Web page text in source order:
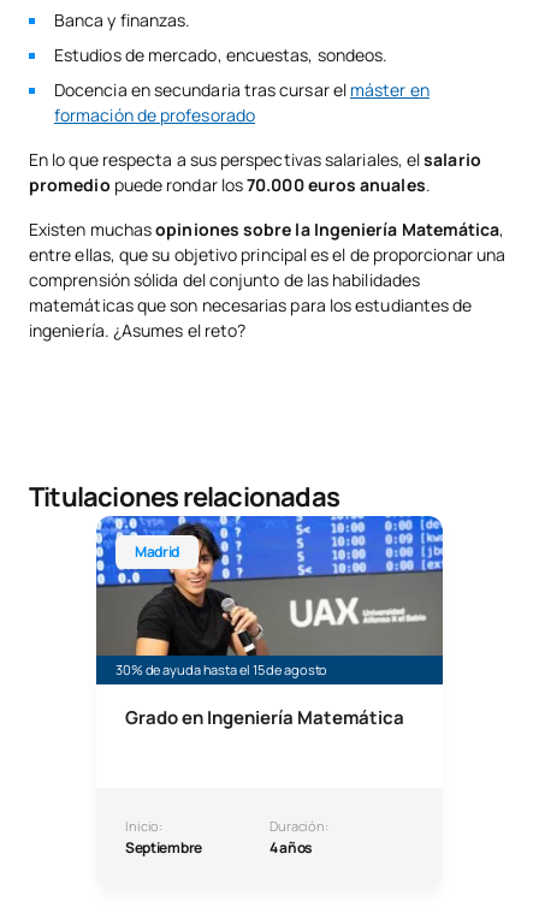
Banca y finanzas.
Estudios de mercado, encuestas, sondeos.
Docencia en secundaria tras cursar el máster en
formación de profesorado
En lo que respecta a sus perspectivas salariales, elsalario
promedio puede rondar los70.000 euros anuales.
Existen muchasopiniones sobre la Ingeniería Matemática,
entre ellas, que su objetivo principal es el de proporcionar una
comprensión sólida del conjunto de las habilidades
matemáticas que son necesarias para los estudiantes de
ingeniería. ¿Asumes el reto?
Titulaciones relacionadas
Madrid
30% de ayuda hasta el 15 de agosto
Grado en Ingeniería Matemática
Inicio:
Septiembre
Duración:
4 años
Grado en Ingeniería Matemática